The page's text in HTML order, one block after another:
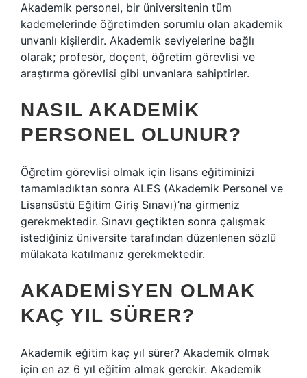
Akademik personel, bir üniversitenin tüm
kademelerinde öğretimden sorumlu olan akademik
unvanlı kişilerdir. Akademik seviyelerine bağlı
olarak; profesör, doçent, öğretim görevlisi ve
araştırma görevlisi gibi unvanlara sahiptirler.
NASIL AKADEMIK
PERSONEL OLUNUR?
Öğretim görevlisi olmak için lisans eğitiminizi
tamamladıktan sonra ALES (Akademik Personel ve
Lisansüstü Eğitim Giriş Sınavı)’na girmeniz
gerekmektedir. Sınavı geçtikten sonra çalışmak
istediğiniz üniversite tarafından düzenlenen sözlü
mülakata katılmanız gerekmektedir.
AKADEMISYEN OLMAK
KAÇ YIL SÜRER?
Akademik eğitim kaç yıl sürer? Akademik olmak
için en az 6 yıl eğitim almak gerekir. Akademik